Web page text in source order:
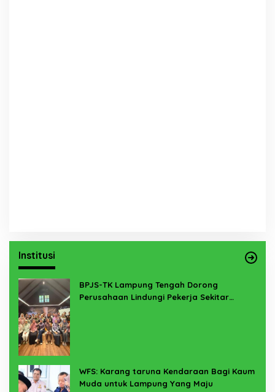
Institusi
BPJS-TK Lampung Tengah Dorong
Perusahaan Lindungi Pekerja Sekitar
WFS: Karang taruna Kendaraan Bagi Kaum
Muda untuk Lampung Yang Maju